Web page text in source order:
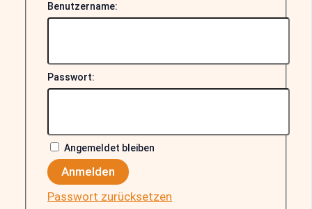
Benutzername:
Passwort:
Angemeldet bleiben
Anmelden
Passwort zurücksetzen